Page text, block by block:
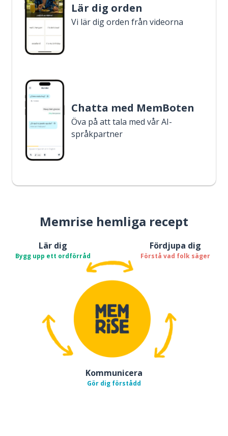
Lär dig orden
Vi lär dig orden från videorna
Chatta med MemBoten
Öva på att tala med vår AI-
språkpartner
Memrise hemliga recept
Lär dig
Bygg upp ett ordförråd
Fördjupa dig
Förstå vad folk säger
Kommunicera
Gör dig förstådd